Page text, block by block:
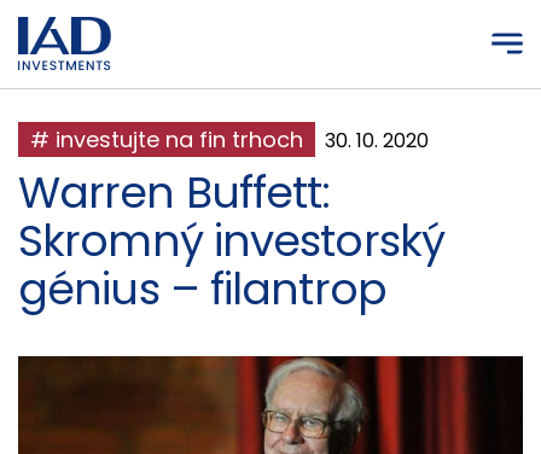
Prejsť na hlavný obsah
# investujte na fin trhoch 30. 10. 2020
Warren Buffett:
Skromný investorský
génius – filantrop